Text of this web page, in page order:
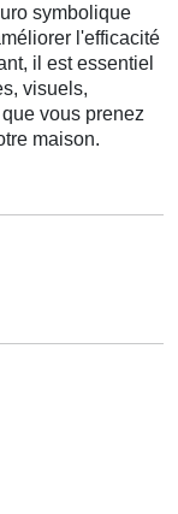
symbolique
l'efficacité
, il estessentiel
, visuels,
que vous prenez
maison.